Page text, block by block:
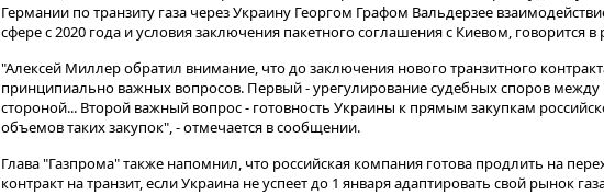
Германии по транзиту газа через Украину Георгом Графом Вальдерзее
сфере с 2020 года и условия заключения пакетного соглашения с Киевом, говорится в
"Алексей Миллер обратил внимание, что до заключения нового транзитного
принципиально важных вопросов​​​. Первый - урегулирование судебных споров
стороной... Второй важный вопрос - готовность Украины к прямым закупкам
объемов таких закупок", - отмечается в сообщении.
Глава "Газпрома" также напомнил, что российская компания готова продлить на
контракт на транзит, если Украина не успеет до 1 января адаптировать свой рынок